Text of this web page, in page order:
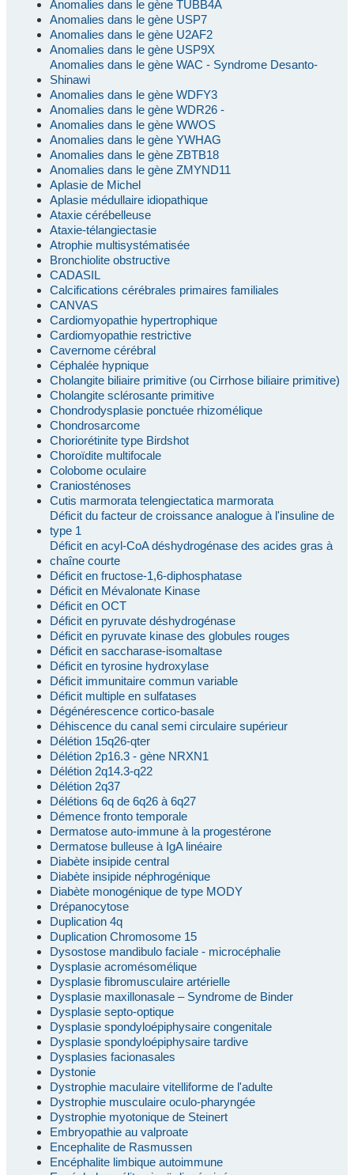
Anomalies dans le gène TUBB4A
Anomalies dans le gène USP7
Anomalies dans le gène U2AF2
Anomalies dans le gène USP9X
Anomalies dans le gène WAC - Syndrome Desanto-
Shinawi
Anomalies dans le gène WDFY3
Anomalies dans le gène WDR26 -
Anomalies dans le gène WWOS
Anomalies dans le gène YWHAG
Anomalies dans le gène ZBTB18
Anomalies dans le gène ZMYND11
Aplasie de Michel
Aplasie médullaire idiopathique
Ataxie cérébelleuse
Ataxie-télangiectasie
Atrophie multisystématisée
Bronchiolite obstructive
CADASIL
Calcifications cérébrales primaires familiales
CANVAS
Cardiomyopathie hypertrophique
Cardiomyopathie restrictive
Cavernome cérébral
Céphalée hypnique
Cholangite biliaire primitive (ou Cirrhose biliaire primitive)
Cholangite sclérosante primitive
Chondrodysplasie ponctuée rhizomélique
Chondrosarcome
Choriorétinite type Birdshot
Choroïdite multifocale
Colobome oculaire
Craniosténoses
Cutis marmorata telengiectatica marmorata
Déficit du facteur de croissance analogue à l'insuline de
type 1
Déficit en acyl-CoA déshydrogénase des acides gras à
chaîne courte
Déficit en fructose-1,6-diphosphatase
Déficit en Mévalonate Kinase
Déficit en OCT
Déficit en pyruvate déshydrogénase
Déficit en pyruvate kinase des globules rouges
Déficit en saccharase-isomaltase
Déficit en tyrosine hydroxylase
Déficit immunitaire commun variable
Déficit multiple en sulfatases
Dégénérescence cortico-basale
Déhiscence du canal semi circulaire supérieur
Délétion 15q26-qter
Délétion 2p16.3 - gène NRXN1
Délétion 2q14.3-q22
Délétion 2q37
Délétions 6q de 6q26 à 6q27
Démence fronto temporale
Dermatose auto-immune à la progestérone
Dermatose bulleuse à IgA linéaire
Diabète insipide central
Diabète insipide néphrogénique
Diabète monogénique de type MODY
Drépanocytose
Duplication 4q
Duplication Chromosome 15
Dysostose mandibulo faciale - microcéphalie
Dysplasie acromésomélique
Dysplasie fibromusculaire artérielle
Dysplasie maxillonasale – Syndrome de Binder
Dysplasie septo-optique
Dysplasie spondyloépiphysaire congenitale
Dysplasie spondyloépiphysaire tardive
Dysplasies facionasales
Dystonie
Dystrophie maculaire vitelliforme de l'adulte
Dystrophie musculaire oculo-pharyngée
Dystrophie myotonique de Steinert
Embryopathie au valproate
Encephalite de Rasmussen
Encéphalite limbique autoimmune